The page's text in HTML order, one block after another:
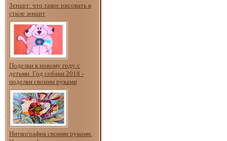
Зенарт: что такое рисовать в
стиле зенарт
Поделки к новому году с
детьми. Год собаки 2018 -
поделки своими руками
Ниткография своими руками.